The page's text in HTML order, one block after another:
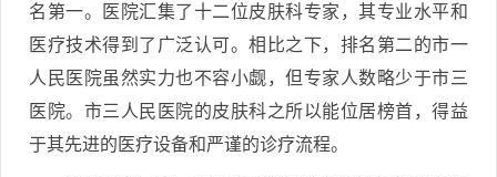
名第一。医院汇集了十二位皮肤科专家，其专业水平和
医疗技术得到了广泛认可。相比之下，排名第二的市一
人民医院虽然实力也不容小觑，但专家人数略少于市三
医院。市三人民医院的皮肤科之所以能位居榜首，得益
于其先进的医疗设备和严谨的诊疗流程。